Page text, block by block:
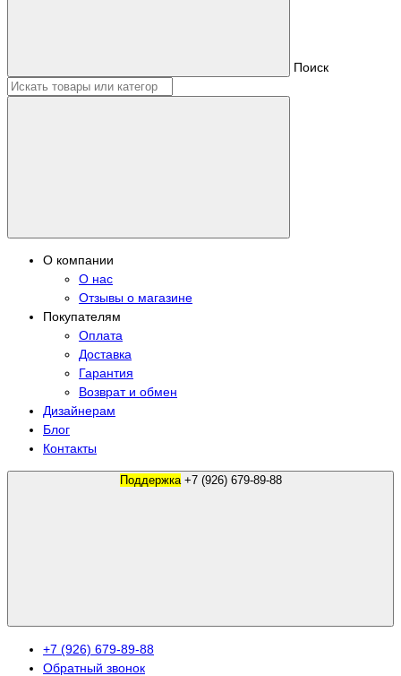
Поиск
О компании
О нас
Отзывы о магазине
Покупателям
Оплата
Доставка
Гарантия
Возврат и обмен
Дизайнерам
Блог
Контакты
Поддержка +7 (926) 679-89-88
+7 (926) 679-89-88
Обратный звонок